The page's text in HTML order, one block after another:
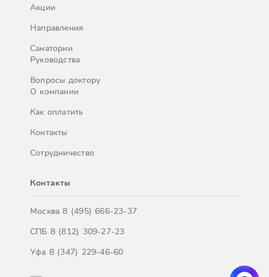
Акции
Направления
Санатории
Руководства
Вопросы доктору
О компании
Как оплатить
Контакты
Сотрудничество
Контакты
Москва8 (495) 666-23-37
СПБ 8 (812) 309-27-23
Уфа 8 (347) 229-46-60